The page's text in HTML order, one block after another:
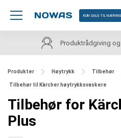
KUN SALG TIL
Produkter Høytrykk Tilbehør
Tilbehør til Kärcher høytrykksvaskere
Tilbehør for
Plus